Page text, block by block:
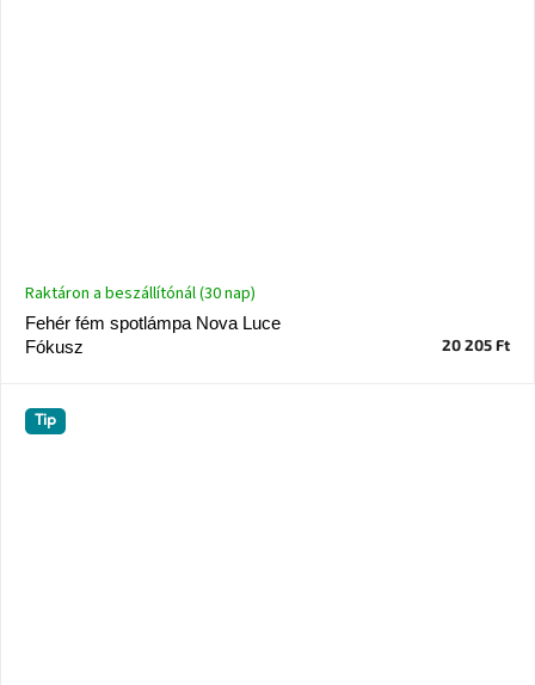
Fehér fém spotlámpa Nova Luce
Fókusz
Raktáron a beszállítónál (30 nap)
20 205 Ft
Tip